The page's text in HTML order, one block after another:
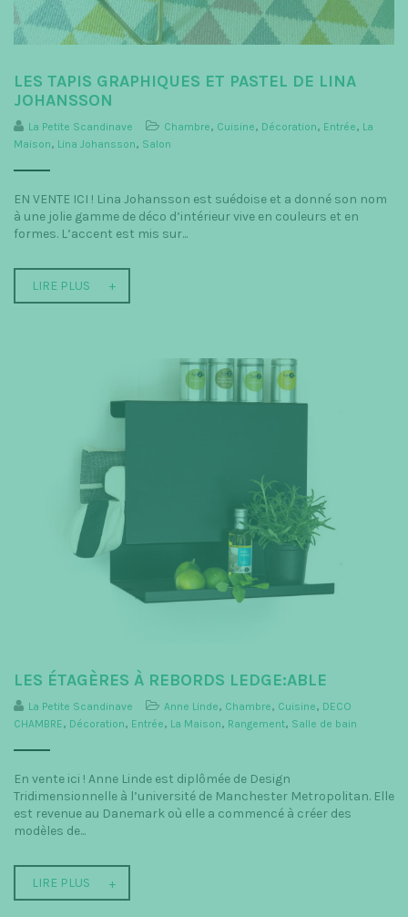
LES TAPIS GRAPHIQUES ET PASTEL DE LINA
JOHANSSON
La Petite Scandinave Chambre, Cuisine, Décoration, Entrée, La
Maison, Lina Johansson, Salon
EN VENTE ICI ! Lina Johansson est suédoise et a donné son nom
à une jolie gamme de déco d’intérieur vive en couleurs et en
formes. L’accent est mis sur...
LIRE PLUS
LES ÉTAGÈRES À REBORDS LEDGE:ABLE
La Petite Scandinave Anne Linde, Chambre, Cuisine, DECO
CHAMBRE, Décoration, Entrée, La Maison, Rangement, Salle de bain
En vente ici ! Anne Linde est diplômée de Design
Tridimensionnelle à l’université de Manchester Metropolitan. Elle
est revenue au Danemark où elle a commencé à créer des
modèles de...
LIRE PLUS